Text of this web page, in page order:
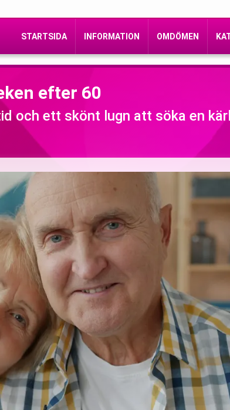
STARTSIDA INFORMATION OMDÖMEN
efter 60
och ett skönt lugn att söka en